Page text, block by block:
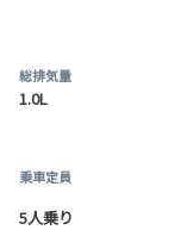
総排気量
1.0L
乗車定員
5人乗り